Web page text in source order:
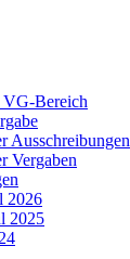
VG-Bereich
Ausschreibungen
Vergaben
2026
2025